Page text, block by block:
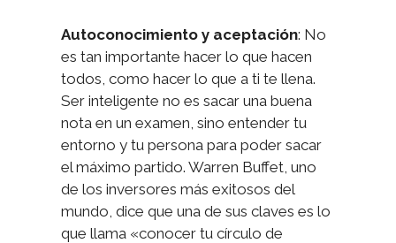
Autoconocimiento y aceptación: No
es tan importante hacer lo que hacen
todos, como hacer lo que a ti te llena.
Ser inteligente no es sacar una buena
nota en un examen, sino entender tu
entorno y tu persona para poder sacar
el máximo partido. Warren Buffet, uno
de los inversores más exitosos del
mundo, dice que una de sus claves es lo
que llama «conocer tu círculo de